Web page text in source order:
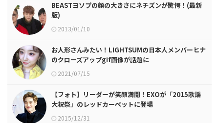
BEASTヨソプの顔の大きさにネチズンが驚愕！(最新
版)
2013/01/10
お人形さんみたい！LIGHTSUMの日本人メンバーヒナ
のクローズアップgif画像が話題に
2021/07/15
【フォト】リーダーが笑顔満開！EXOが「2015歌謡
大祝祭」のレッドカーペットに登場
2015/12/31